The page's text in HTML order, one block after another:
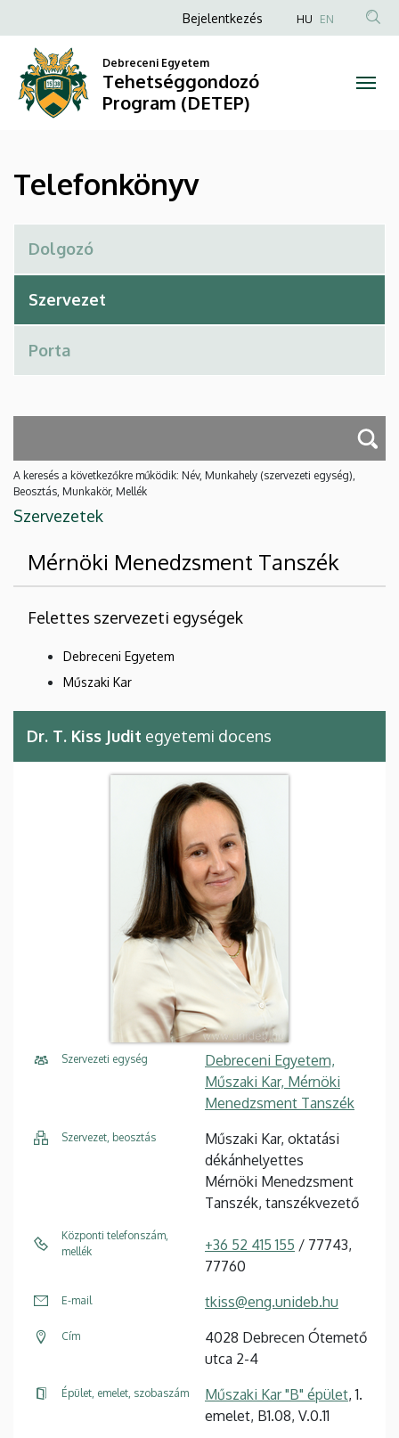
Telefonkönyv
Tehetséggondozó
Program
(DETEP)
a
tartalomra
Anonim
fiók
menüje
Bejelentkezés HU EN
Debreceni Egyetem
Tehetséggondozó
Program (DETEP)
Telefonkönyv
A keresés a következőkre működik: Név, Munkahely (szervezeti egység),
Beosztás, Munkakör, Mellék
Szervezetek
Mérnöki Menedzsment Tanszék
Felettes szervezeti egységek
Debreceni Egyetem
Műszaki Kar
Dr. T. Kiss Judit egyetemi docens
Szervezeti egység
Debreceni Egyetem,
Műszaki Kar, Mérnöki
Menedzsment Tanszék
Szervezet, beosztás
Műszaki Kar, oktatási
dékánhelyettes
Mérnöki Menedzsment
Tanszék, tanszékvezető
Központi telefonszám,
mellék
+36 52 415 155 / 77743,
77760
E-mail tkiss@eng.unideb.hu
Cím
4028 Debrecen Ótemető
utca 2-4
Épület, emelet, szobaszám Műszaki Kar "B" épület, 1.
emelet, B1.08, V.0.11